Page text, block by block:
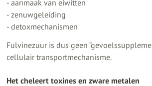
- aanmaak van eiwitten
- zenuwgeleiding
- detoxmechanismen
Fulvinezuur is dus geen
cellulair transportmechanisme.
Het cheleert toxines en zware metalen